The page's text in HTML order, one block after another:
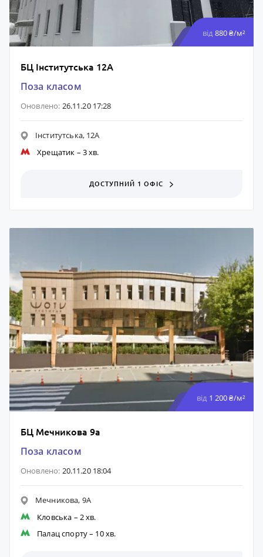
від 880 ₴/м²
БЦ Інститутська 12А
Поза класом
Оновлено: 26.11.20 17:28
Інститутська, 12А
Хрещатик – 3 хв.
ДОСТУПНИЙ 1 ОФІС
від 1 200 ₴/м²
БЦ Мечникова 9а
Поза класом
Оновлено: 20.11.20 18:04
Мечникова, 9А
Кловська – 2 хв.
Палац спорту– 10 хв.